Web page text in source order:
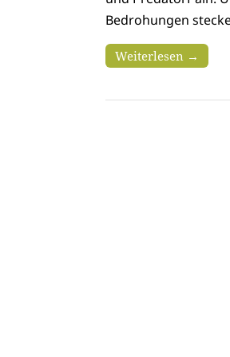
Bedrohungen
Weiterlesen →